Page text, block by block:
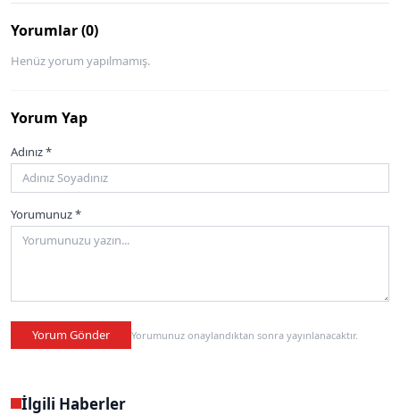
Yorumlar (0)
Henüz yorum yapılmamış.
Yorum Yap
Adınız *
Yorumunuz *
Yorum Gönder Yorumunuz onaylandıktan sonra yayınlanacaktır.
İlgili Haberler